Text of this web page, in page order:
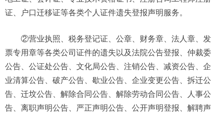
证、户口迁移证等各类个人证件遗失登报声明服务。
②营业执照、税务登记证、公章、财务章、法人章、发
票专用章等各类公司证件的遗失以及法院公告登报、仲裁委
公告、公证处公告、文化局公告、注销公告、减资公告、企
业清算公告、破产公告、歇业公告、企业变更公告、拆迁公
告、迁坟公告、解除合同公告、解除劳动合同公告、人事公
告、离职声明公告、严正声明公告、公开声明登报、解聘声